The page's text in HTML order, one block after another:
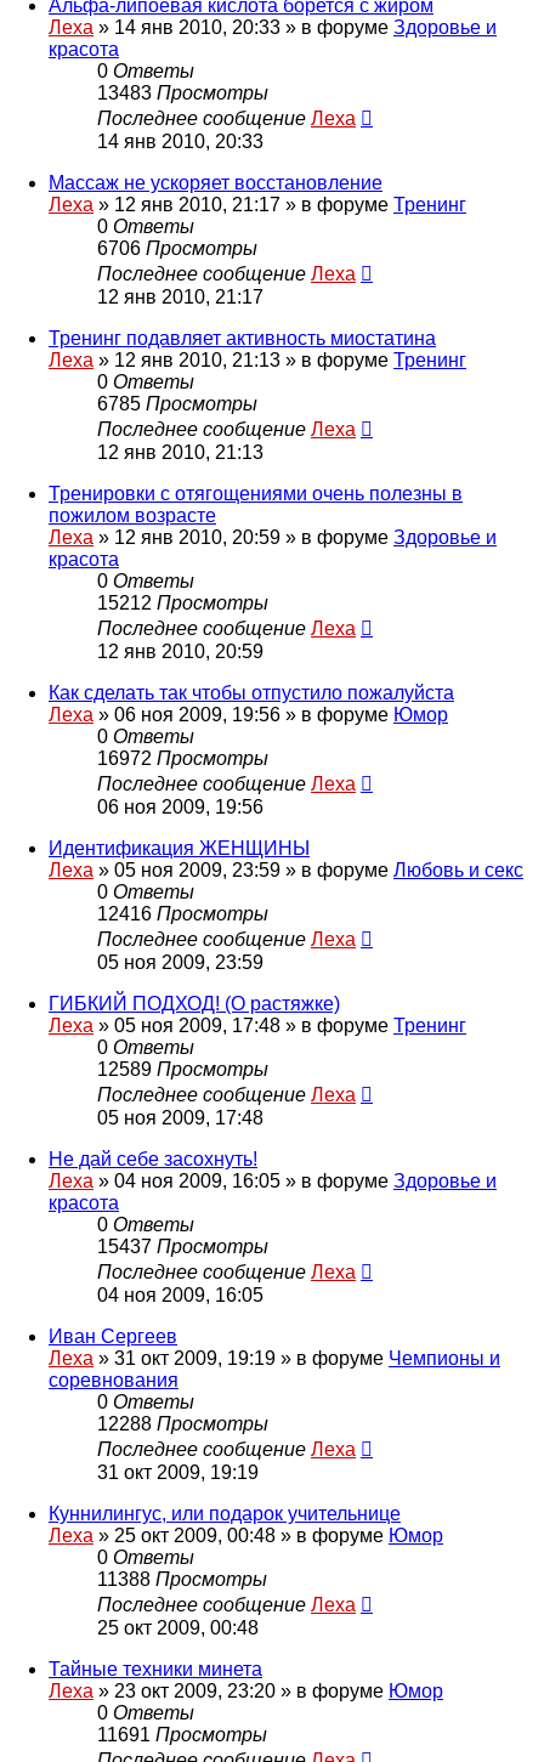
Альфа-липоевая кислота борется с жиром
Леха » 14 янв 2010, 20:33 » в форуме Здоровье и
красота
0 Ответы
13483 Просмотры
Последнее сообщение Леха
14 янв 2010, 20:33
Массаж не ускоряет восстановление
Леха » 12 янв 2010, 21:17 » в форуме Тренинг
0 Ответы
6706 Просмотры
Последнее сообщение Леха
12 янв 2010, 21:17
Тренинг подавляет активность миостатина
Леха » 12 янв 2010, 21:13 » в форуме Тренинг
0 Ответы
6785 Просмотры
Последнее сообщение Леха
12 янв 2010, 21:13
Тренировки с отягощениями очень полезны в
пожилом возрасте
Леха » 12 янв 2010, 20:59 » в форуме Здоровье и
красота
0 Ответы
15212 Просмотры
Последнее сообщение Леха
12 янв 2010, 20:59
Как сделать так чтобы отпустило пожалуйста
Леха » 06 ноя 2009, 19:56 » в форуме Юмор
0 Ответы
16972 Просмотры
Последнее сообщение Леха
06 ноя 2009, 19:56
Идентификация ЖЕНЩИНЫ
Леха » 05 ноя 2009, 23:59 » в форуме Любовь и секс
0 Ответы
12416 Просмотры
Последнее сообщение Леха
05 ноя 2009, 23:59
ГИБКИЙ ПОДХОД! (О растяжке)
Леха » 05 ноя 2009, 17:48 » в форуме Тренинг
0 Ответы
12589 Просмотры
Последнее сообщение Леха
05 ноя 2009, 17:48
Не дай себе засохнуть!
Леха » 04 ноя 2009, 16:05 » в форуме Здоровье и
красота
0 Ответы
15437 Просмотры
Последнее сообщение Леха
04 ноя 2009, 16:05
Иван Сергеев
Леха » 31 окт 2009, 19:19 » в форуме Чемпионы и
соревнования
0 Ответы
12288 Просмотры
Последнее сообщение Леха
31 окт 2009, 19:19
Куннилингус, или подарок учительнице
Леха » 25 окт 2009, 00:48 » в форуме Юмор
0 Ответы
11388 Просмотры
Последнее сообщение Леха
25 окт 2009, 00:48
Тайные техники минета
Леха » 23 окт 2009, 23:20 » в форуме Юмор
0 Ответы
11691 Просмотры